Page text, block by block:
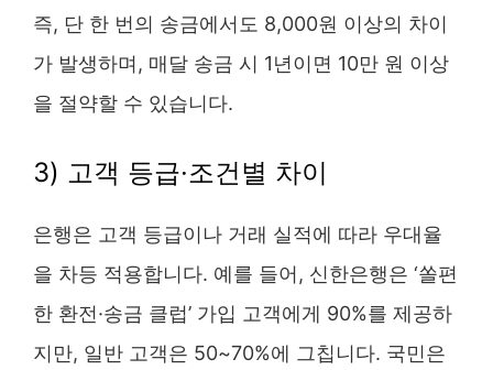
즉, 단 한 번의 송금에서도 8,000원 이상의 차이
가 발생하며, 매달 송금 시 1년이면 10만 원 이상
을 절약할 수 있습니다.
3) 고객 등급·조건별 차이
은행은 고객 등급이나 거래 실적에 따라 우대율
을 차등 적용합니다. 예를 들어, 신한은행은 ‘쏠편
한 환전·송금 클럽’ 가입 고객에게 90%를 제공하
지만, 일반 고객은 50~70%에 그칩니다. 국민은